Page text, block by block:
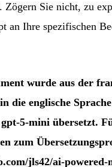
Zögern Sie nicht, zu
an Ihre spezifischen
wurde aus der
die englische
5-mini übersetzt.
zum
jls42/ai-powered-